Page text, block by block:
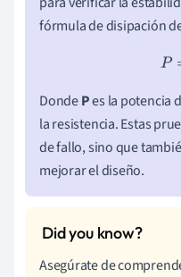
fórmula de disipación
DondePes la potencia
la resistencia. Estas
de fallo, sino que
mejorar el diseño.
Asegúrate de